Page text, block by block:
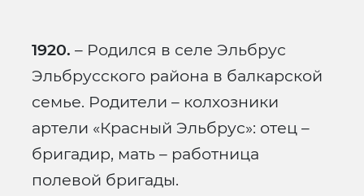
1920. – Родился в селе Эльбрус
Эльбрусского района в балкарской
семье. Родители – колхозники
артели «Красный Эльбрус»: отец –
бригадир, мать – работница
полевой бригады.